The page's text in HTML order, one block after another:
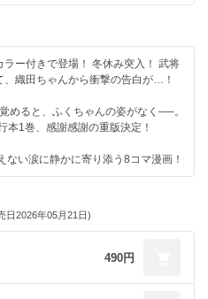
ラー付きで登場！ 冬休み突入！ 武将
織田ちゃんから衝撃の告白が…！
めると、ふくちゃんの姿がなく──。
本1巻、感謝感謝の重版決定！
ない涙に静かに寄り添う8コマ漫画！
日2026年05月21日)
490円